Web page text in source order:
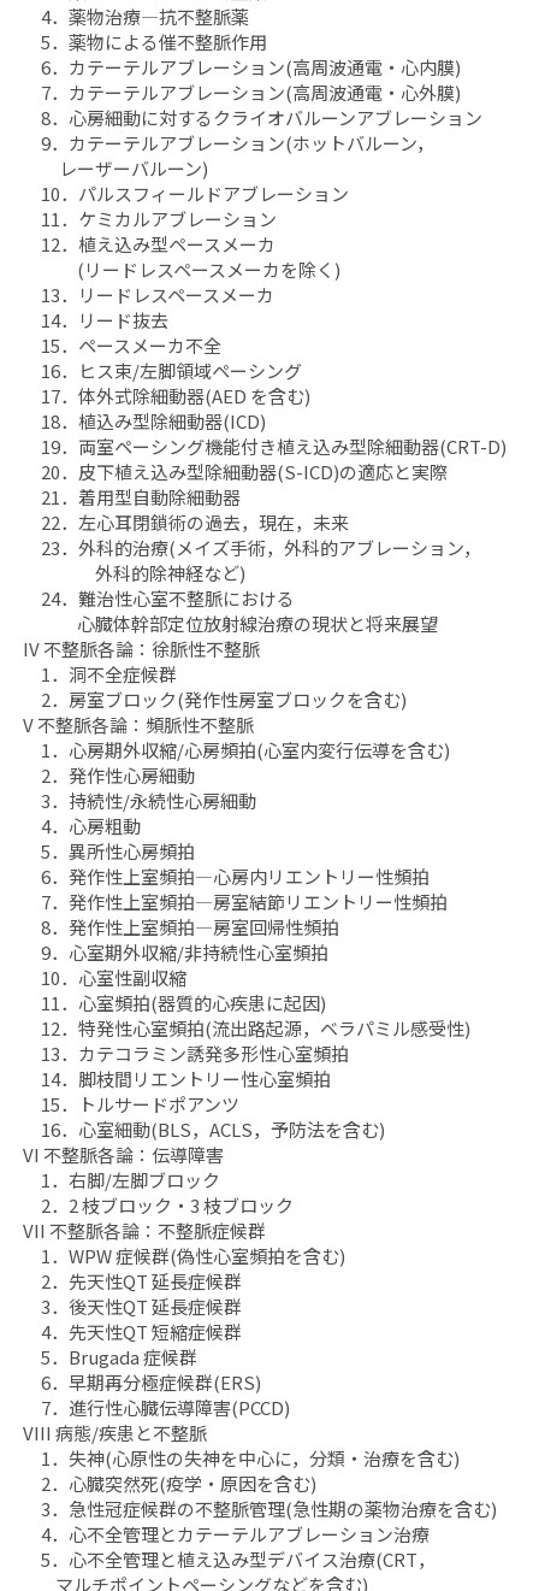
4．薬物治療―抗不整脈薬
5．薬物による催不整脈作用
6．カテーテルアブレーション(高周波通電・心内膜)
7．カテーテルアブレーション(高周波通電・心外膜)
8．心房細動に対するクライオバルーンアブレーション
9．カテーテルアブレーション(ホットバルーン，
レーザーバルーン)
10．パルスフィールドアブレーション
11．ケミカルアブレーション
12．植え込み型ペースメーカ
(リードレスペースメーカを除く)
13．リードレスペースメーカ
14．リード抜去
15．ペースメーカ不全
16．ヒス束/左脚領域ペーシング
17．体外式除細動器(AED を含む)
18．植込み型除細動器(ICD)
19．両室ペーシング機能付き植え込み型除細動器(CRT-D)
20．皮下植え込み型除細動器(S-ICD)の適応と実際
21．着用型自動除細動器
22．左心耳閉鎖術の過去，現在，未来
23．外科的治療(メイズ手術，外科的アブレーション，
外科的除神経など)
24．難治性心室不整脈における
心臓体幹部定位放射線治療の現状と将来展望
IV 不整脈各論：徐脈性不整脈
1．洞不全症候群
2．房室ブロック(発作性房室ブロックを含む)
V 不整脈各論：頻脈性不整脈
1．心房期外収縮/心房頻拍(心室内変行伝導を含む)
2．発作性心房細動
3．持続性/永続性心房細動
4．心房粗動
5．異所性心房頻拍
6．発作性上室頻拍―心房内リエントリー性頻拍
7．発作性上室頻拍―房室結節リエントリー性頻拍
8．発作性上室頻拍―房室回帰性頻拍
9．心室期外収縮/非持続性心室頻拍
10．心室性副収縮
11．心室頻拍(器質的心疾患に起因)
12．特発性心室頻拍(流出路起源，ベラパミル感受性)
13．カテコラミン誘発多形性心室頻拍
14．脚枝間リエントリー性心室頻拍
15．トルサードポアンツ
16．心室細動(BLS，ACLS，予防法を含む)
VI 不整脈各論：伝導障害
1．右脚/左脚ブロック
2．2 枝ブロック・3 枝ブロック
VII 不整脈各論：不整脈症候群
1．WPW 症候群(偽性心室頻拍を含む)
2．先天性QT 延長症候群
3．後天性QT 延長症候群
4．先天性QT 短縮症候群
5．Brugada 症候群
6．早期再分極症候群(ERS)
7．進行性心臓伝導障害(PCCD)
VIII 病態/疾患と不整脈
1．失神(心原性の失神を中心に，分類・治療を含む)
2．心臓突然死(疫学・原因を含む)
3．急性冠症候群の不整脈管理(急性期の薬物治療を含む)
4．心不全管理とカテーテルアブレーション治療
5．心不全管理と植え込み型デバイス治療(CRT，
マルチポイントペーシングなどを含む)